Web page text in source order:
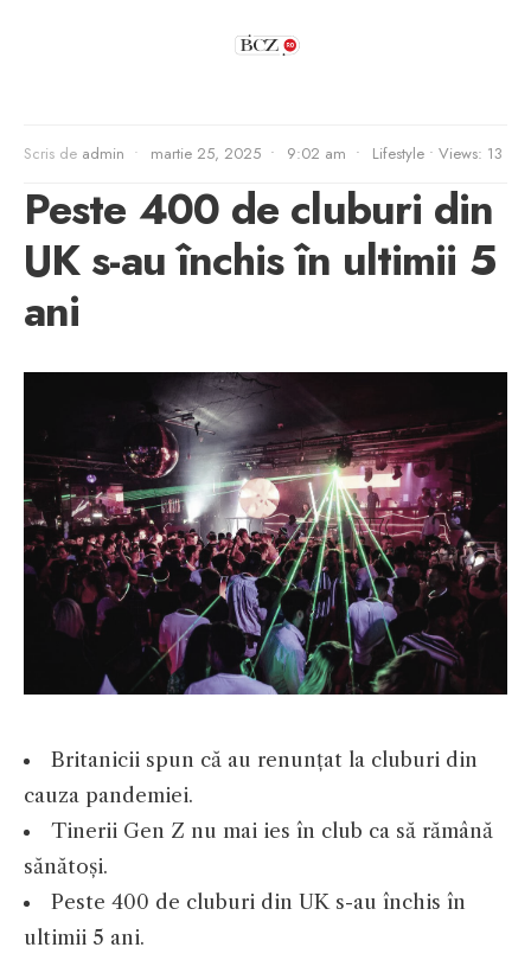
Scris de admin • martie 25, 2025 • 9:02 am • Lifestyle • Views: 13
Peste 400 de cluburi din
UK s-au închis în ultimii 5
ani
Britanicii spun că au renunțat la cluburi din
cauza pandemiei.
Tinerii Gen Z nu mai ies în club ca să rămână
sănătoși.
Peste 400 de cluburi din UK s-au închis în
ultimii 5 ani.